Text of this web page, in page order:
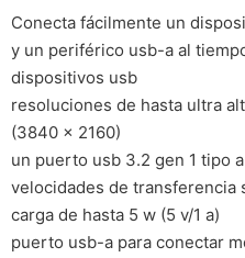
Conecta fácilmente un
y un periférico usb-a al
dispositivos usb
resoluciones de hasta ultra
(3840 × 2160)
un puerto usb 3.2 gen 1 tipo
velocidades de transferencia
carga de hasta 5 w (5 v/1 a)
puerto usb-a para conectar